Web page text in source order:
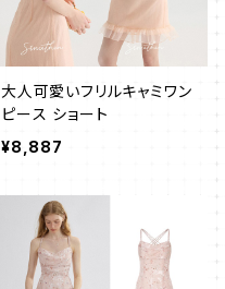
大人可愛いフリルキャミワン
ピース ショート
¥8,887